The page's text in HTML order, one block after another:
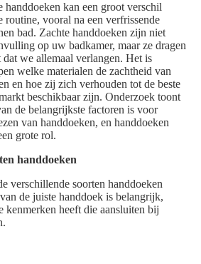
handdoeken kan een groot verschil
vooral na een verfrissende
bad. Zachte handdoeken zijn niet
op uw badkamer, maar ze dragen
we allemaal verlangen. Het is
welke materialen de zachtheid van
en hoe zij zich verhouden tot de beste
beschikbaar zijn. Onderzoek toont
de belangrijkste factoren is voor
van handdoeken, en handdoeken
grote rol.
handdoeken
verschillende soorten handdoeken
de juiste handdoek is belangrijk,
kenmerken heeft die aansluiten bij